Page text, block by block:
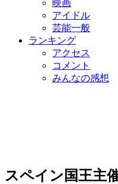
映画
アイドル
芸能一般
ランキング
アクセス
コメント
みんなの感想
スペイン国王主